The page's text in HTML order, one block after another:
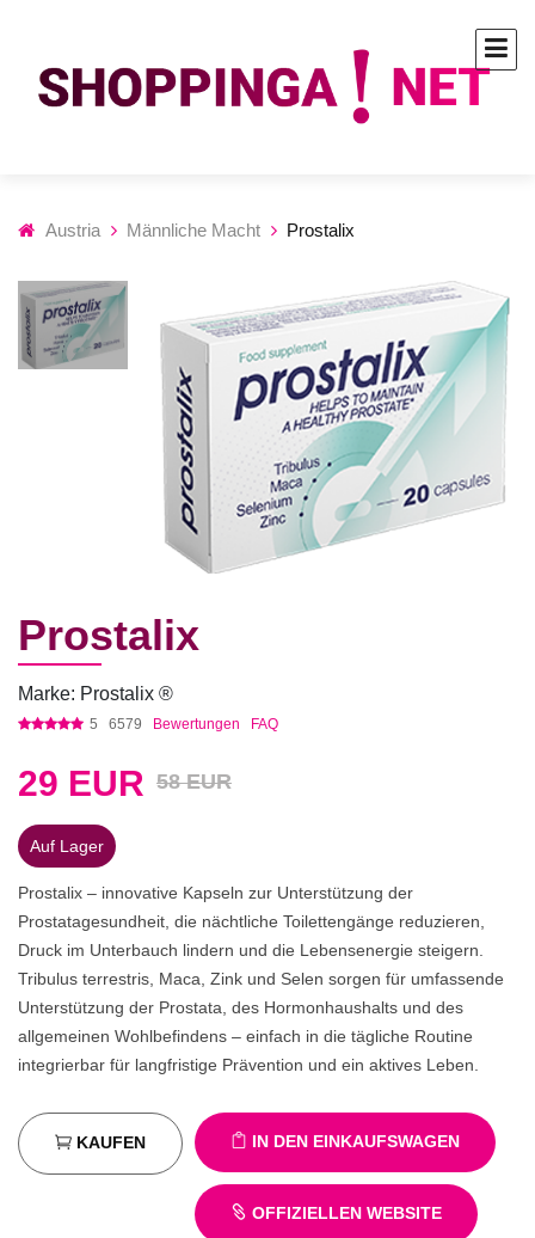
Austria Männliche Macht Prostalix
Prostalix
Marke: Prostalix ®
5 6579 Bewertungen FAQ
29 EUR 58 EUR
Auf Lager
Prostalix – innovative Kapseln zur Unterstützung der
Prostatagesundheit, die nächtliche Toilettengänge reduzieren,
Druck im Unterbauch lindern und die Lebensenergie steigern.
Tribulus terrestris, Maca, Zink und Selen sorgen für umfassende
Unterstützung der Prostata, des Hormonhaushalts und des
allgemeinen Wohlbefindens – einfach in die tägliche Routine
integrierbar für langfristige Prävention und ein aktives Leben.
IN DEN EINKAUFSWAGEN
KAUFEN
OFFIZIELLEN WEBSITE